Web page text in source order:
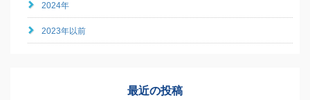
2024年
2023年以前
最近の投稿